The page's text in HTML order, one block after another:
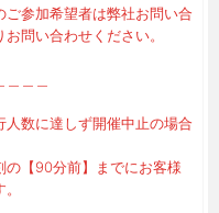
ご参加希望者は弊社お問い合
問い合わせください。
人数に達しず開催中止の場合
の【90分前】までにお客様